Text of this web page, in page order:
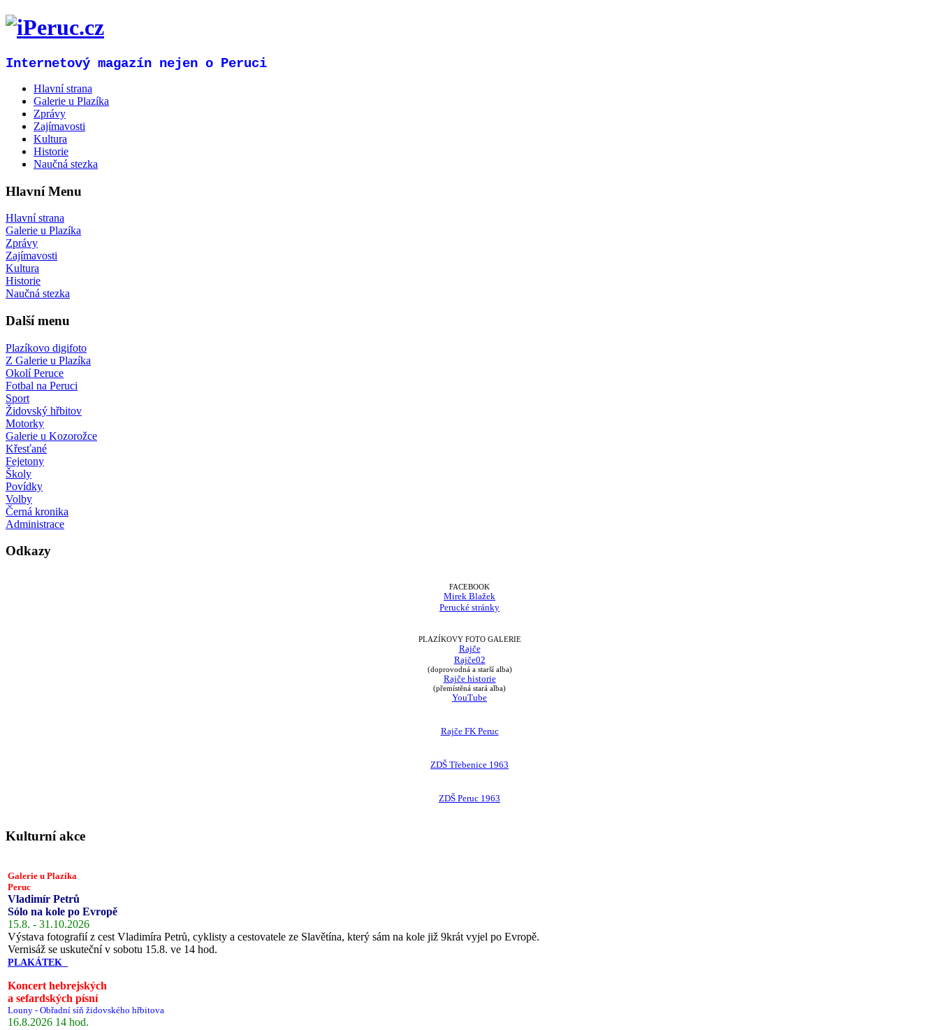
Internetový magazín nejen o Peruci
Hlavní strana
Galerie u Plazíka
Zprávy
Zajímavosti
Kultura
Historie
Naučná stezka
Hlavní Menu
Hlavní strana
Galerie u Plazíka
Zprávy
Zajímavosti
Kultura
Historie
Naučná stezka
Další menu
Plazíkovo digifoto
Z Galerie u Plazíka
Okolí Peruce
Fotbal na Peruci
Sport
Židovský hřbitov
Motorky
Galerie u Kozorožce
Křesťané
Fejetony
Školy
Povídky
Volby
Černá kronika
Administrace
Odkazy
FACEBOOK
Mirek Blažek
Perucké stránky
PLAZÍKOVY FOTO GALERIE
Rajče
Rajče02
(doprovodná a starší alba)
Rajče historie
(přemístěná stará alba)
YouTube
Rajče FK Peruc
ZDŠ Třebenice 1963
ZDŠ Peruc 1963
Kulturní akce
Galerie u Plazíka
Peruc
Vladimír Petrů
Sólo na kole po Evropě
15.8. - 31.10.2026
Výstava fotografií z cest Vladimíra Petrů, cyklisty a cestovatele ze Slavětína, který sám na kole již 9krát vyjel po Evropě.
Vernisáž se uskuteční v sobotu 15.8. ve 14 hod.
PLAKÁTEK
Koncert hebrejských
a sefardských písní
Louny - Obřadní síň židovského hřbitova
16.8.2026 14 hod.